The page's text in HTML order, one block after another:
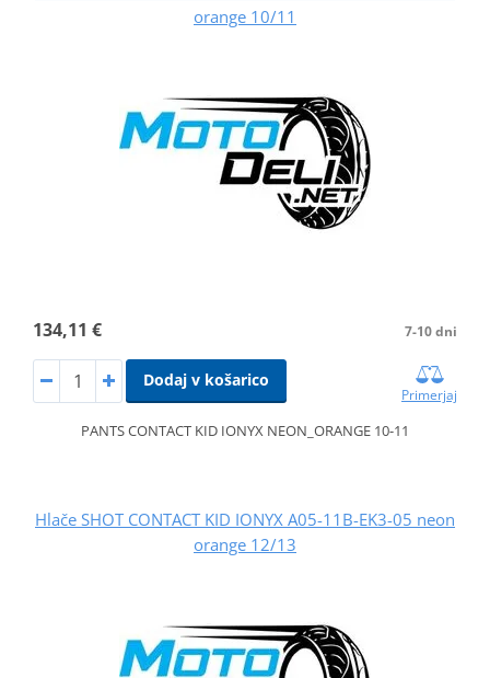
orange 10/11
134,11 € 7-10 dni
Dodaj v košarico
Primerjaj
PANTS CONTACT KID IONYX NEON_ORANGE 10-11
Hlače SHOT CONTACT KID IONYX A05-11B-EK3-05 neon
orange 12/13